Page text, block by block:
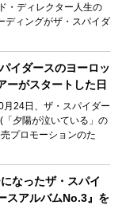
・ディレクター人生の
ディングがザ・スパイダ
イダースのヨーロッ
ーがスタートした日
24日、ザ・スパイダー
夕陽が泣いている」の
プロモーションのた
なったザ・スパイ
スアルバムNo.3』を